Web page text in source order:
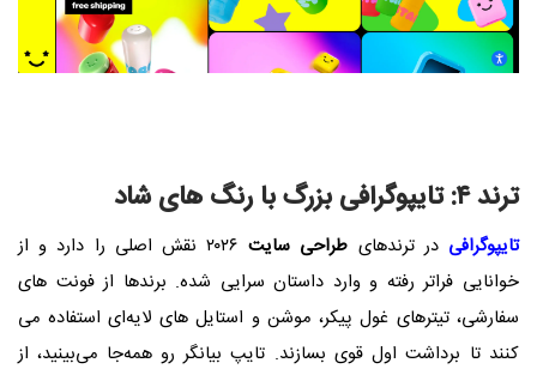
ترند ۴: تایپوگرافی بزرگ با رنگ های شاد
تایپوگرافی در ترندهای طراحی سایت
۲۰۲۶ نقش اصلی را دارد و از
خوانایی فراتر رفته و وارد داستان‌ سرایی شده. برندها از فونت‌ های
سفارشی، تیترهای غول‌ پیکر، موشن و استایل‌ های لایه‌ای استفاده می‌
کنند تا برداشت اول قوی بسازند. تایپ بیانگر رو همه‌جا می‌بینید، از